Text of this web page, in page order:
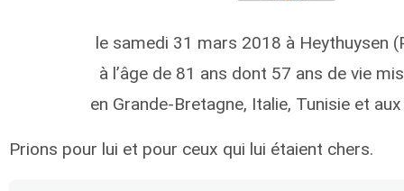
le samedi 31 mars 2018 à Heythuysen
à l’âge de 81 ans dont 57 ans de vie
en Grande-Bretagne, Italie, Tunisie et
Prions pour lui et pour ceux qui lui étaient chers.